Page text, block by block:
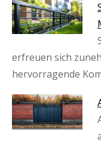
erfreuen sich
hervorragende